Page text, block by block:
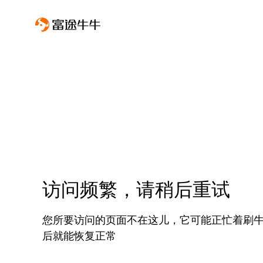
访问频繁，请稍后重试
您所要访问的页面不在这儿，它可能正忙着刷
后就能恢复正常